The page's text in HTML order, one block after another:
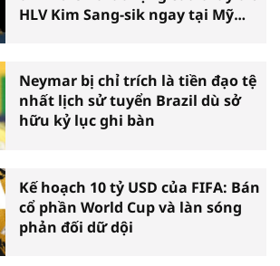
HLV Kim Sang-sik ngay tại Mỹ
Neymar bị chỉ trích là tiền đạo tệ
nhất lịch sử tuyển Brazil dù sở
hữu kỷ lục ghi bàn
Kế hoạch 10 tỷ USD của FIFA: Bán
cổ phần World Cup và làn sóng
phản đối dữ dội